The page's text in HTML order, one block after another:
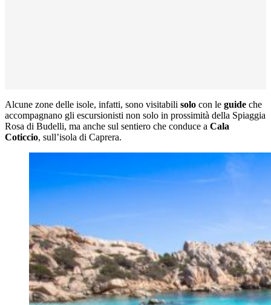
Alcune zone delle isole, infatti, sono visitabili solo con le guide che
accompagnano gli escursionisti non solo in prossimità della Spiaggia
Rosa di Budelli, ma anche sul sentiero che conduce a Cala
Coticcio, sull’isola di Caprera.